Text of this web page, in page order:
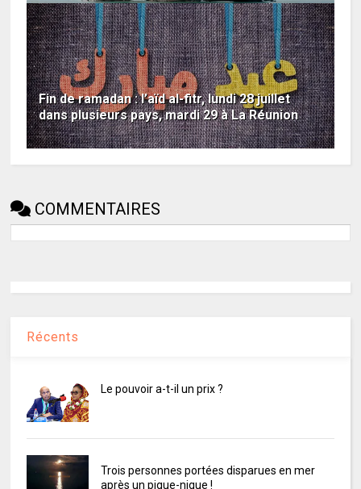
Fin de ramadan : l’aïd al-fitr, lundi 28 juillet
dans plusieurs pays, mardi 29 à La Réunion
COMMENTAIRES
Récents
Le pouvoir a-t-il un prix ?
Trois personnes portées disparues en mer
après un pique-nique !